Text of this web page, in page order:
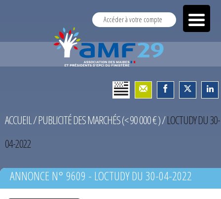
Accéder à votre compte
ACCUEIL/PUBLICITÉ DES MARCHÉS (< 90 000 € )/LOCTUDY DU 30-
04-2022
ANNONCE N° 9609 - LOCTUDY DU 30-04-2022